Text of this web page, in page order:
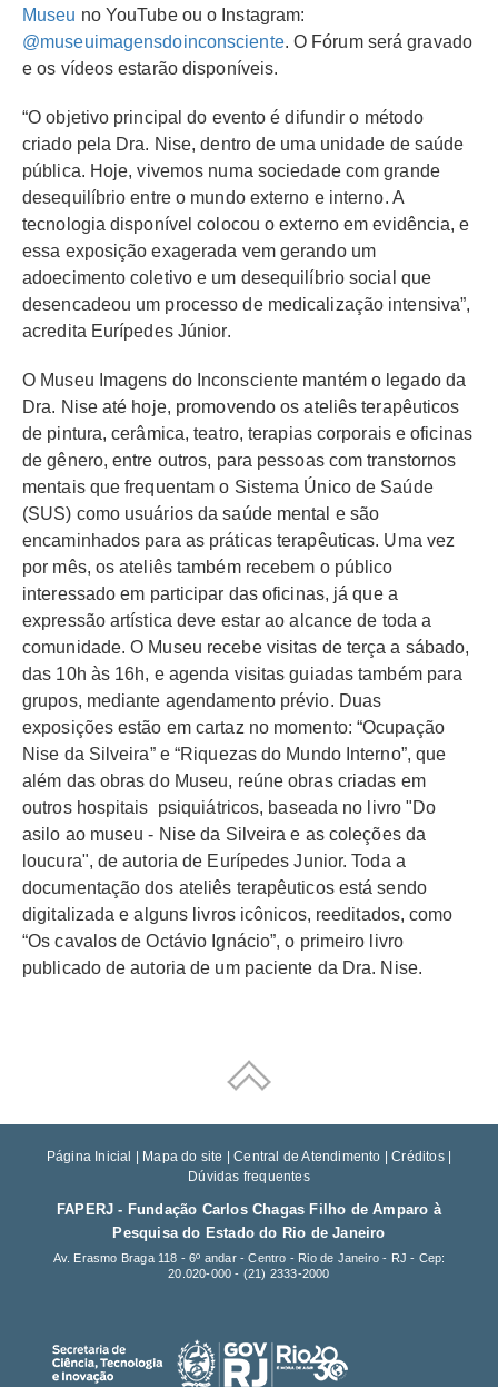
Museu no YouTube ou o Instagram:
@museuimagensdoinconsciente. O Fórum será gravado
e os vídeos estarão disponíveis.
“O objetivo principal do evento é difundir o método
criado pela Dra. Nise, dentro de uma unidade de saúde
pública. Hoje, vivemos numa sociedade com grande
desequilíbrio entre o mundo externo e interno. A
tecnologia disponível colocou o externo em evidência, e
essa exposição exagerada vem gerando um
adoecimento coletivo e um desequilíbrio social que
desencadeou um processo de medicalização intensiva”,
acredita Eurípedes Júnior.
O Museu Imagens do Inconsciente mantém o legado da
Dra. Nise até hoje, promovendo os ateliês terapêuticos
de pintura, cerâmica, teatro, terapias corporais e oficinas
de gênero, entre outros, para pessoas com transtornos
mentais que frequentam o Sistema Único de Saúde
(SUS) como usuários da saúde mental e são
encaminhados para as práticas terapêuticas. Uma vez
por mês, os ateliês também recebem o público
interessado em participar das oficinas, já que a
expressão artística deve estar ao alcance de toda a
comunidade. O Museu recebe visitas de terça a sábado,
das 10h às 16h, e agenda visitas guiadas também para
grupos, mediante agendamento prévio. Duas
exposições estão em cartaz no momento: “Ocupação
Nise da Silveira” e “Riquezas do Mundo Interno”, que
além das obras do Museu, reúne obras criadas em
outros hospitais psiquiátricos, baseada no livro "Do
asilo ao museu - Nise da Silveira e as coleções da
loucura", de autoria de Eurípedes Junior. Toda a
documentação dos ateliês terapêuticos está sendo
digitalizada e alguns livros icônicos, reeditados, como
“Os cavalos de Octávio Ignácio”, o primeiro livro
publicado de autoria de um paciente da Dra. Nise.
Página Inicial Mapa do site |Central de Atendimento |Créditos|
Dúvidas frequentes
FAPERJ - Fundação Carlos Chagas Filho de Amparo à
Pesquisa do Estado do Rio de Janeiro
Av. Erasmo Braga 118 - 6º andar - Centro - Rio de Janeiro - RJ - Cep:
20.020-000 - (21) 2333-2000